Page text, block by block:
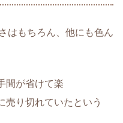
はもちろん、他にも色ん
間が省けて楽
売り切れていたという